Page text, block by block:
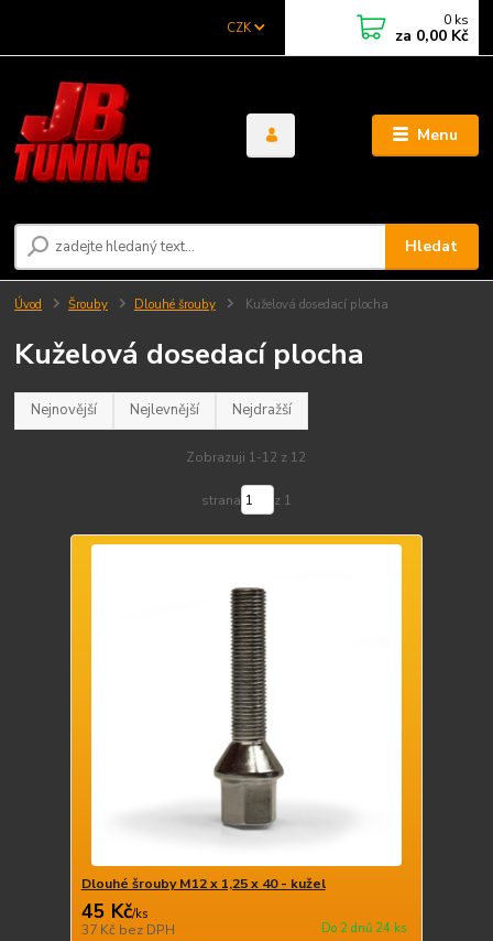
Menu
CZK
Hledat
0 ks
za 0,00 Kč
Úvod Šrouby Dlouhé šrouby Kuželová dosedací plocha
Kuželová dosedací plocha
Nejnovější Nejlevnější Nejdražší
Zobrazuji 1-12 z 12
strana z 1
Dlouhé šrouby M12 x 1,25 x 40 - kužel
45 Kč/ks
37 Kč bez DPH Do 2 dnů 24 ks